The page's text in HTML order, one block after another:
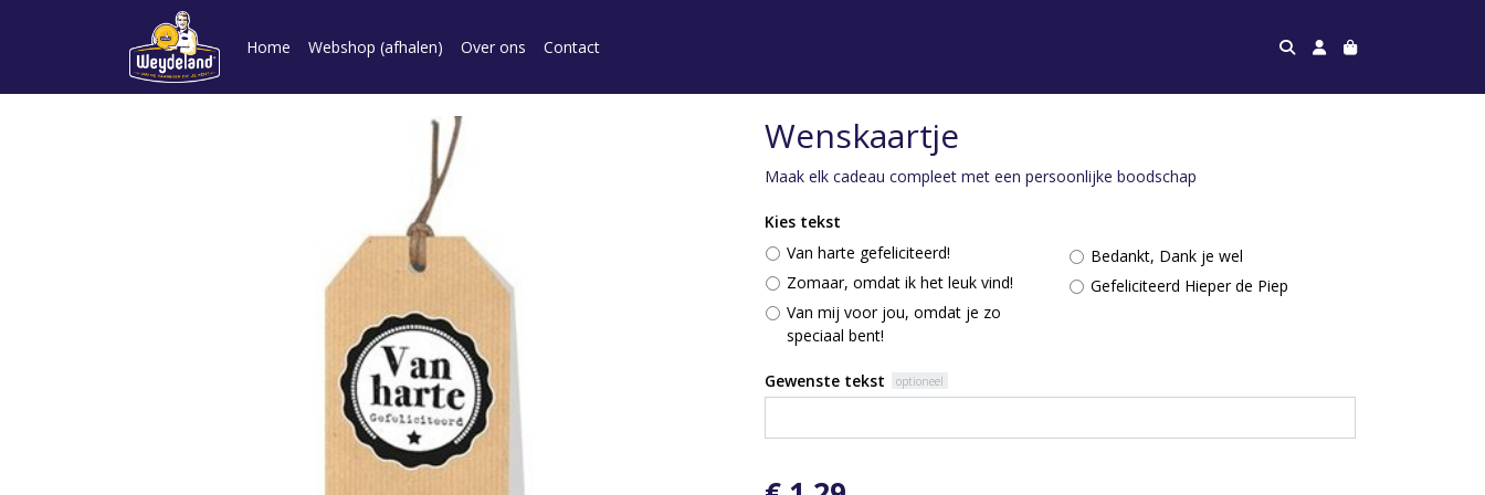
Home Webshop (afhalen) Over ons Contact
Wenskaartje
Maak elk cadeau compleet met een persoonlijke boodschap
Kies tekst
Van harte gefeliciteerd!
Zomaar, omdat ik het leuk vind!
Van mij voor jou, omdat je zo
speciaal bent!
Bedankt, Dank je wel
Gefeliciteerd Hieper de Piep
Gewenste tekst optioneel